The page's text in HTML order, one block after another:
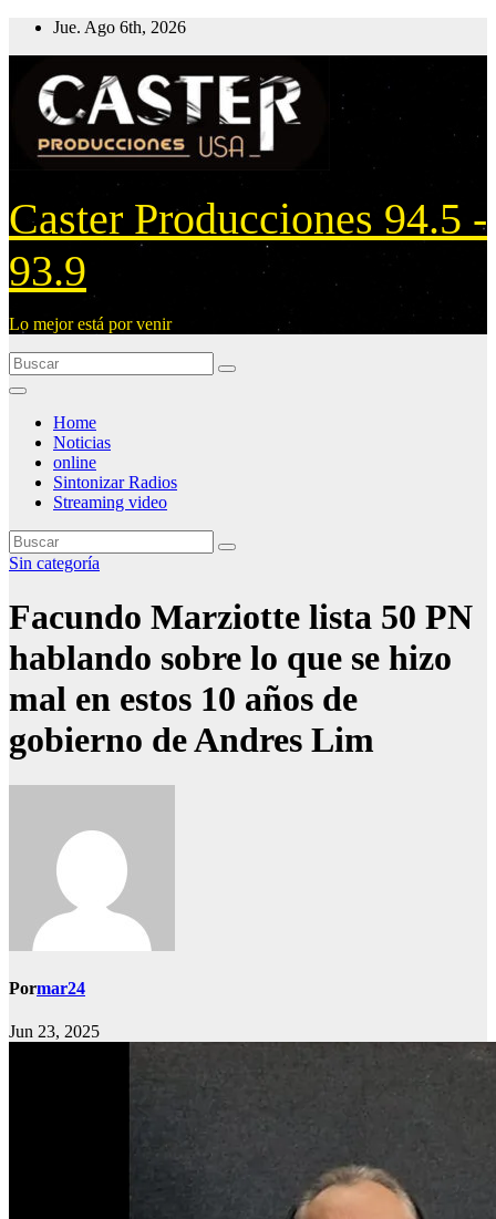
Jue. Ago 6th, 2026
Caster Producciones 94.5 -
93.9
Lo mejor está por venir
Home
Noticias
online
Sintonizar Radios
Streaming video
Sin categoría
Facundo Marziotte lista 50 PN
hablando sobre lo que se hizo
mal en estos 10 años de
gobierno de Andres Lim
Pormar24
Jun 23, 2025